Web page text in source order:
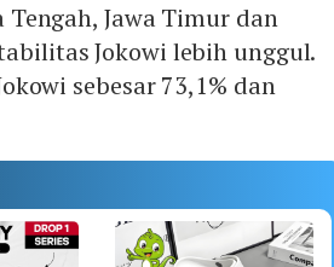
Tengah, Jawa Timur dan
Jokowi lebih unggul.
sebesar 73,1% dan